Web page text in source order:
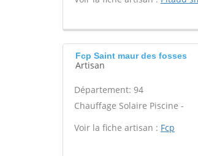
Fcp Saint maur des fosses
Artisan
Département: 94
Chauffage Solaire Piscine -
Voir la fiche artisan : Fcp